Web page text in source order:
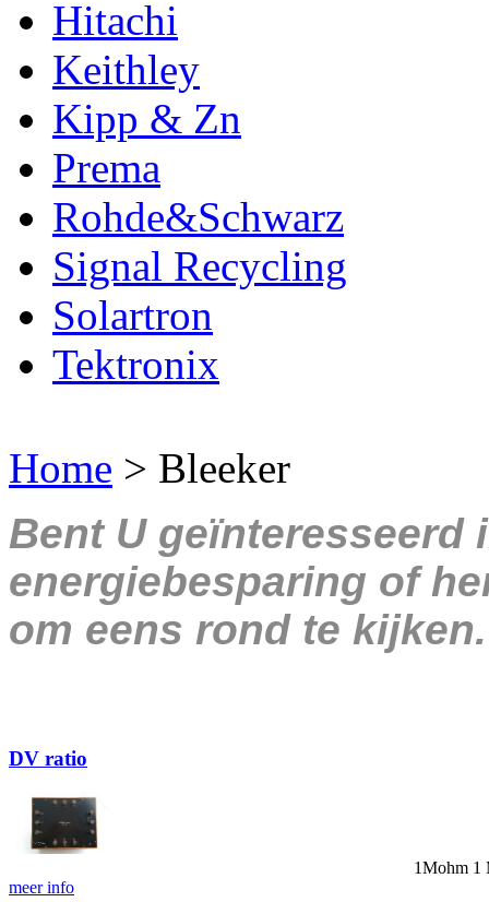
Hitachi
Keithley
Kipp & Zn
Prema
Rohde&Schwarz
Signal Recycling
Solartron
Tektronix
Home > Bleeker
Bent U geïnteresseerd
energiebesparing of
om eens rond te kijken.
DV ratio
1Mohm 1
meer info